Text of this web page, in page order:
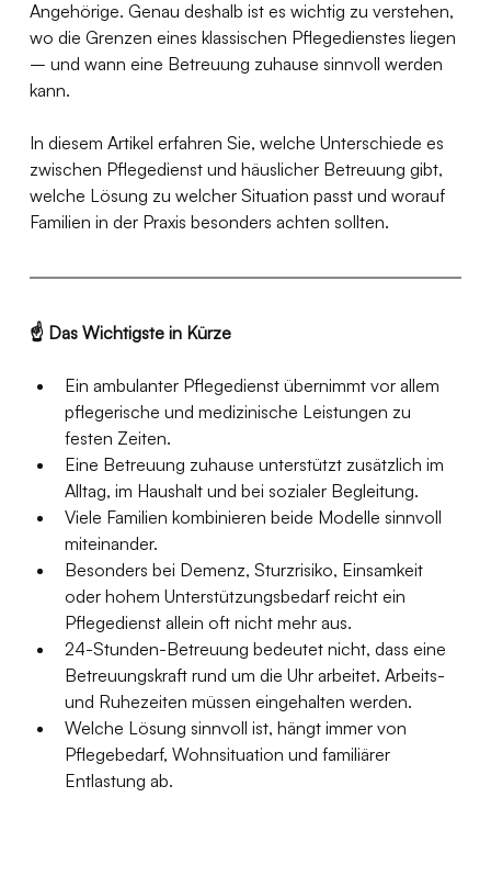
Angehörige. Genau deshalb ist es wichtig zu verstehen,
wo die Grenzen eines klassischen Pflegedienstes liegen
– und wann eine Betreuung zuhause sinnvoll werden
kann.
In diesem Artikel erfahren Sie, welche Unterschiede es
zwischen Pflegedienst und häuslicher Betreuung gibt,
welche Lösung zu welcher Situation passt und worauf
Familien in der Praxis besonders achten sollten.
☝️ Das Wichtigste in Kürze
Ein ambulanter Pflegedienst übernimmt vor allem
pflegerische und medizinische Leistungen zu
festen Zeiten.
Eine Betreuung zuhause unterstützt zusätzlich im
Alltag, im Haushalt und bei sozialer Begleitung.
Viele Familien kombinieren beide Modelle sinnvoll
miteinander.
Besonders bei Demenz, Sturzrisiko, Einsamkeit
oder hohem Unterstützungsbedarf reicht ein
Pflegedienst allein oft nicht mehr aus.
24-Stunden-Betreuung bedeutet nicht, dass eine
Betreuungskraft rund um die Uhr arbeitet. Arbeits-
und Ruhezeiten müssen eingehalten werden.
Welche Lösung sinnvoll ist, hängt immer von
Pflegebedarf, Wohnsituation und familiärer
Entlastung ab.